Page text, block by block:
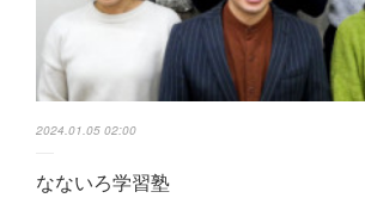
2024.01.05 02:00
なないろ学習塾